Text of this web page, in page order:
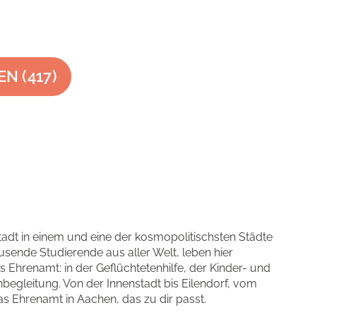
(417)
in einem und eine der kosmopolitischsten Städte
Studierende aus aller Welt, leben hier
in der Geflüchtetenhilfe, der Kinder- und
Von der Innenstadt bis Eilendorf, vom
Ehrenamt in Aachen, das zu dir passt.